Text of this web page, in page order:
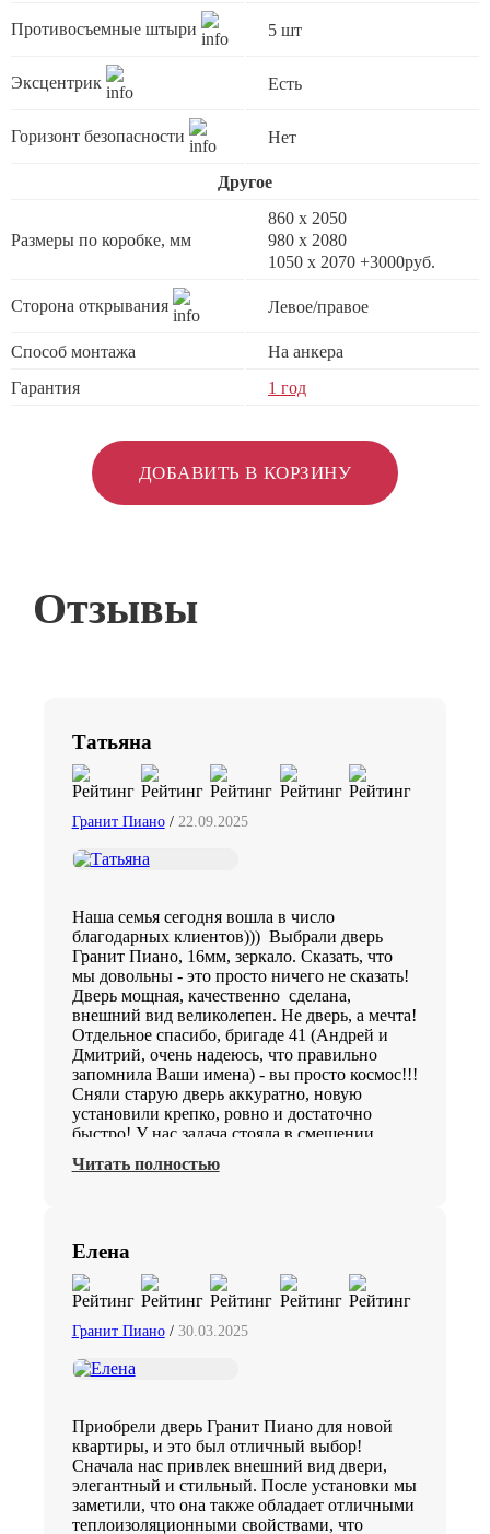
Противосъемные штыри 5 шт
Эксцентрик Есть
Горизонт безопасности Нет
Другое
Размеры по коробке, мм
860 х 2050
980 x 2080
1050 x 2070 +3000руб.
Сторона открывания Левое/правое
Способ монтажа
На анкера
Гарантия
1 год
ДОБАВИТЬ В КОРЗИНУ
Отзывы
Татьяна
Гранит Пиано/ 22.09.2025
Наша семья сегодня вошла в число
благодарных клиентов))) Выбрали дверь
Гранит Пиано, 16мм, зеркало. Сказать, что
мы довольны - это просто ничего не сказать!
Дверь мощная, качественно сделана,
внешний вид великолепен. Не дверь, а мечта!
Отдельное спасибо, бригаде 41 (Андрей и
Дмитрий, очень надеюсь, что правильно
запомнила Ваши имена) - вы просто космос!!!
Сняли старую дверь аккуратно, новую
установили крепко, ровно и достаточно
быстро! У нас задача стояла в смещении
работы ...результатом очень довольны! Ребята
большие молодцы!!!! Побольше, ребята, на
вашу бригаду заказов и приятных отзывов)))
а да, чуть не забыла))) и премии от
руководства ежемесячной)! Спасибо
Читать полностью
Елена
Гранит Пиано/ 30.03.2025
Приобрели дверь Гранит Пиано для новой
квартиры, и это был отличный выбор!
Сначала нас привлек внешний вид двери,
элегантный и стильный. После установки мы
заметили, что она также обладает отличными
теплоизоляционными свойствами, что